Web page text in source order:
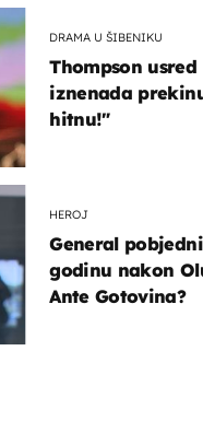
DRAMA U ŠIBENIKU
Thompson
iznenada
hitnu!"
HEROJ
General
godinu nakon
Ante Gotovina?